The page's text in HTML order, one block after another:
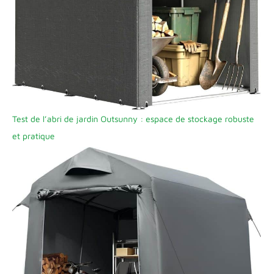
Test de l’abri de jardin Outsunny : espace de stockage robuste
et pratique